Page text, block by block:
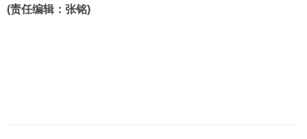
(责任编辑：张铭)